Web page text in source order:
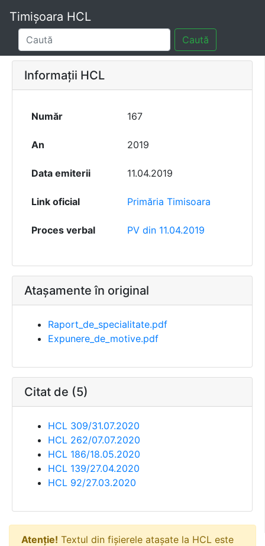
Timișoara HCL
Caută
Informații HCL
Număr 167
An 2019
Data emiterii 11.04.2019
Link oficial Primăria Timisoara
Proces verbal PV din 11.04.2019
Atașamente în original
Raport_de_specialitate.pdf
Expunere_de_motive.pdf
Citat de (5)
HCL 309/31.07.2020
HCL 262/07.07.2020
HCL 186/18.05.2020
HCL 139/27.04.2020
HCL 92/27.03.2020
Atenție! Textul din fișierele atașate la HCL este